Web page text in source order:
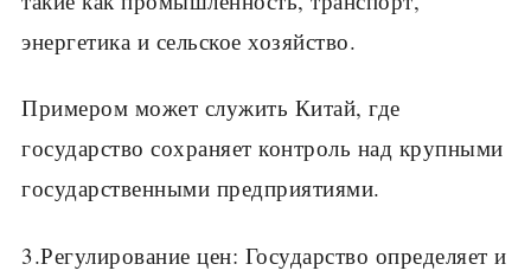
энергетика и сельское хозяйство.
Примером может служить Китай, где
государство сохраняет контроль над крупными
государственными предприятиями.
3.Регулирование цен: Государство определяет и